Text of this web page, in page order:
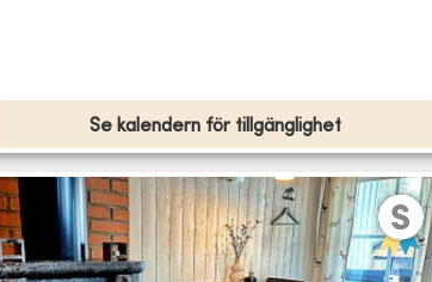
Se kalendern för tillgänglighet